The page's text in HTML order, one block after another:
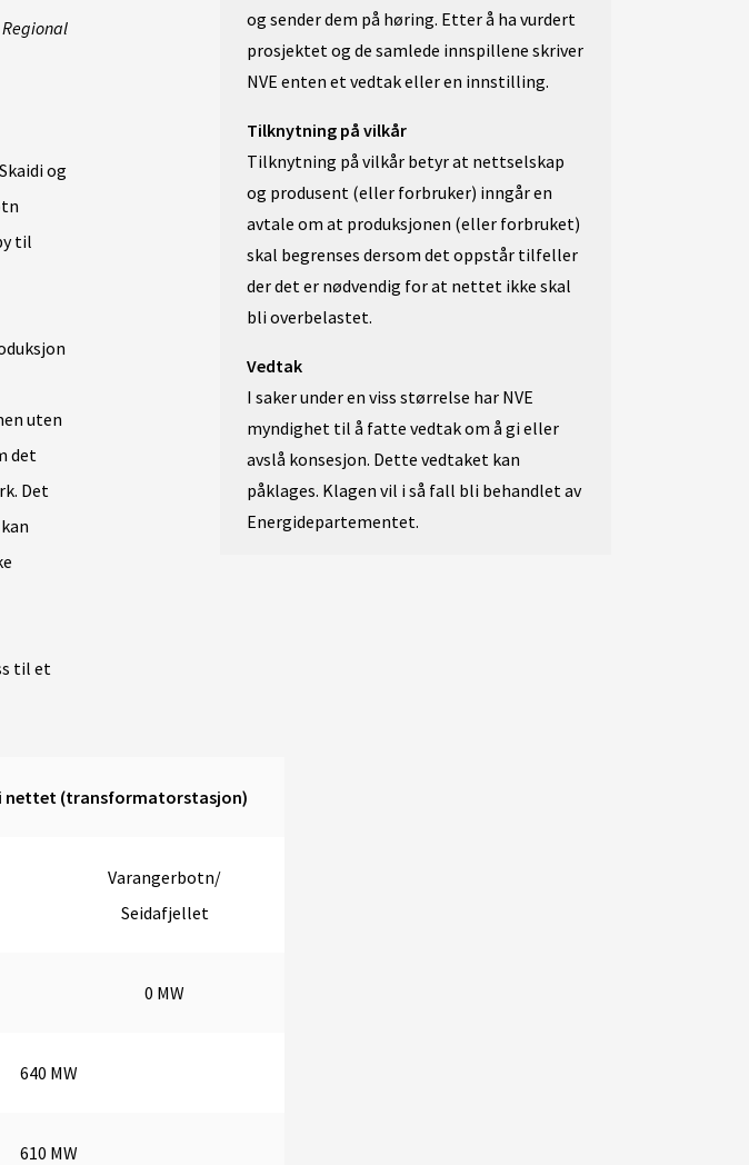
og
til
uten
det
Det
til et
nettet (transformatorstasjon)
Varangerbotn/
Seidafjellet
0 MW
640 MW
610 MW
og sender dem på høring. Etter å ha vurdert
prosjektet og de samlede innspillene skriver
NVE enten et vedtak eller en innstilling.
Tilknytning på vilkår
Tilknytning på vilkår betyr at nettselskap
og produsent (eller forbruker) inngår en
avtale om at produksjonen (eller forbruket)
skal begrenses dersom det oppstår tilfeller
der det er nødvendig for at nettet ikke skal
bli overbelastet.
Vedtak
I saker under en viss størrelse har NVE
myndighet til å fatte vedtak om å gi eller
avslå konsesjon. Dette vedtaket kan
påklages. Klagen vil i så fall bli behandlet av
Energidepartementet.